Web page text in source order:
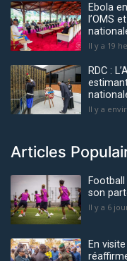
Ebola
l’OMS
Il y a 19
RDC :
Il y a
Articles
son
Il y a 6
En